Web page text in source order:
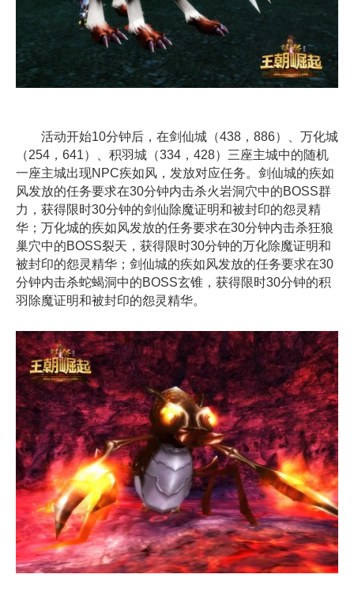
活动开始10分钟后，在剑仙城（438，886）、万化城
（254，641）、积羽城（334，428）三座主城中的随机
一座主城出现NPC疾如风，发放对应任务。剑仙城的疾如
风发放的任务要求在30分钟内击杀火岩洞穴中的BOSS群
力，获得限时30分钟的剑仙除魔证明和被封印的怨灵精
华；万化城的疾如风发放的任务要求在30分钟内击杀狂狼
巢穴中的BOSS裂天，获得限时30分钟的万化除魔证明和
被封印的怨灵精华；剑仙城的疾如风发放的任务要求在30
分钟内击杀蛇蝎洞中的BOSS玄锥，获得限时30分钟的积
羽除魔证明和被封印的怨灵精华。